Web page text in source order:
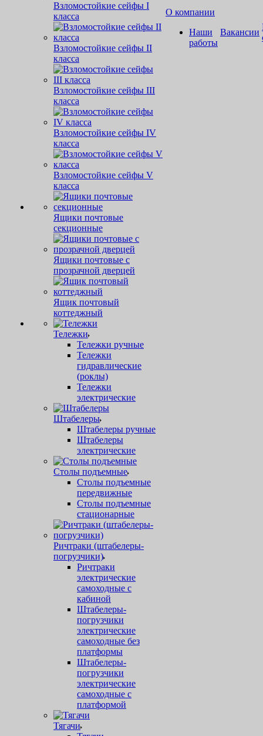
Взломостойкие сейфы I
класса
Взломостойкие сейфы II
класса
Взломостойкие сейфы III
класса
Взломостойкие сейфы IV
класса
Взломостойкие сейфы V
класса
Ящики почтовые
секционные
Ящики почтовые с
прозрачной дверцей
Ящик почтовый
коттеджный
Тележки
Тележки ручные
Тележки
гидравлические
(роклы)
Тележки
электрические
Штабелеры
Штабелеры ручные
Штабелеры
электрические
Столы подъемные
Столы подъемные
передвижные
Столы подъемные
стационарные
Ричтраки (штабелеры-
погрузчики)
Ричтраки
электрические
самоходные с
кабиной
Штабелеры-
погрузчики
электрические
самоходные без
платформы
Штабелеры-
погрузчики
электрические
самоходные с
платформой
Тягачи
О компании
Наши
работы
Вакансии